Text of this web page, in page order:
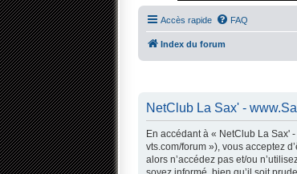
Accès rapide FAQ
Index du forum
NetClub La Sax' -
En accédant à « NetClub La Sax'
vts.com/forum »), vous acceptez
alors n’accédez pas et/ou